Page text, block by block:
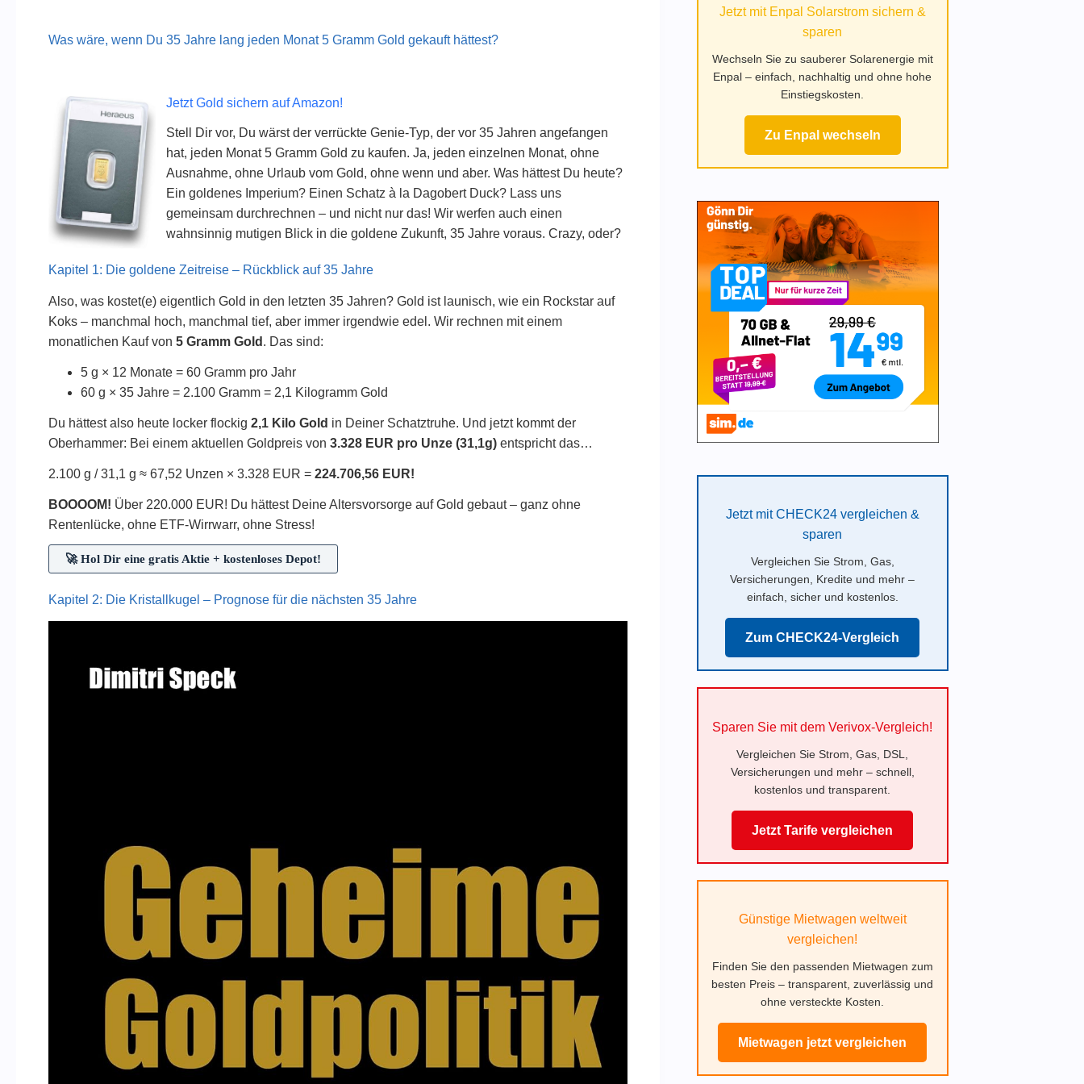
Was wäre, wenn Du 35 Jahre lang jeden Monat 5 Gramm Gold gekauft hättest?
Jetzt Gold sichern auf Amazon!
Stell Dir vor, Du wärst der verrückte Genie-Typ, der vor 35 Jahren angefangen
hat, jeden Monat 5 Gramm Gold zu kaufen. Ja, jeden einzelnen Monat, ohne
Ausnahme, ohne Urlaub vom Gold, ohne wenn und aber. Was hättest Du heute?
Ein goldenes Imperium? Einen Schatz à la Dagobert Duck? Lass uns
gemeinsam durchrechnen – und nicht nur das! Wir werfen auch einen
wahnsinnig mutigen Blick in die goldene Zukunft, 35 Jahre voraus. Crazy, oder?
Kapitel 1: Die goldene Zeitreise – Rückblick auf 35 Jahre
Also, was kostet(e) eigentlich Gold in den letzten 35 Jahren? Gold ist launisch, wie ein Rockstar auf
Koks – manchmal hoch, manchmal tief, aber immer irgendwie edel. Wir rechnen mit einem
monatlichen Kauf von 5 Gramm Gold . Das sind:
5 g × 12 Monate = 60 Gramm pro Jahr
60 g × 35 Jahre = 2.100 Gramm = 2,1 Kilogramm Gold
Du hättest also heute locker flockig 2,1 Kilo Gold in Deiner Schatztruhe. Und jetzt kommt der
Oberhammer: Bei einem aktuellen Goldpreis von 3.328 EUR pro Unze (31,1g) entspricht das…
2.100 g / 31,1 g ≈ 67,52 Unzen × 3.328 EUR = 224.706,56 EUR!
BOOOOM! Über 220.000 EUR! Du hättest Deine Altersvorsorge auf Gold gebaut – ganz ohne
Rentenlücke, ohne ETF-Wirrwarr, ohne Stress!
🚀 Hol Dir eine gratis Aktie + kostenloses Depot!
Kapitel 2: Die Kristallkugel – Prognose für die nächsten 35 Jahre
Jetzt mit Enpal Solarstrom sichern &
sparen
Wechseln Sie zu sauberer Solarenergie mit
Enpal – einfach, nachhaltig und ohne hohe
Einstiegskosten.
Zu Enpal wechseln
Jetzt mit CHECK24 vergleichen &
sparen
Vergleichen Sie Strom, Gas,
Versicherungen, Kredite und mehr –
einfach, sicher und kostenlos.
Zum CHECK24-Vergleich
Sparen Sie mit dem Verivox-Vergleich!
Vergleichen Sie Strom, Gas, DSL,
Versicherungen und mehr – schnell,
kostenlos und transparent.
Jetzt Tarife vergleichen
Günstige Mietwagen weltweit
vergleichen!
Finden Sie den passenden Mietwagen zum
besten Preis – transparent, zuverlässig und
ohne versteckte Kosten.
Mietwagen jetzt vergleichen